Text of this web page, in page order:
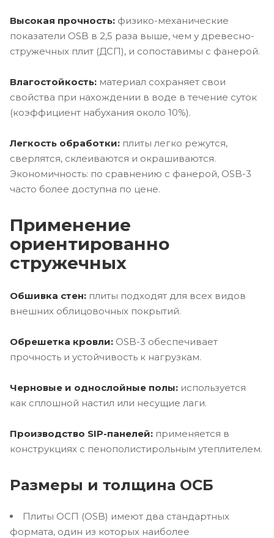
Высокая прочность: физико-механические
показатели OSB в 2,5 раза выше, чем у древесно-
стружечных плит (ДСП), и сопоставимы с фанерой.
Влагостойкость: материал сохраняет свои
свойства при нахождении в воде в течение суток
(коэффициент набухания около 10%).
Легкость обработки: плиты легко режутся,
сверлятся, склеиваются и окрашиваются.
Экономичность: по сравнению с фанерой, OSB-3
часто более доступна по цене.
Применение
ориентированно
стружечных
Обшивка стен: плиты подходят для всех видов
внешних облицовочных покрытий.
Обрешетка кровли: OSB-3 обеспечивает
прочность и устойчивость к нагрузкам.
Черновые и однослойные полы: используется
как сплошной настил или несущие лаги.
Производство SIP-панелей: применяется в
конструкциях с пенополистирольным утеплителем.
Размеры и толщина ОСБ
Плиты ОСП (OSB) имеют два стандартных
формата, один из которых наиболее